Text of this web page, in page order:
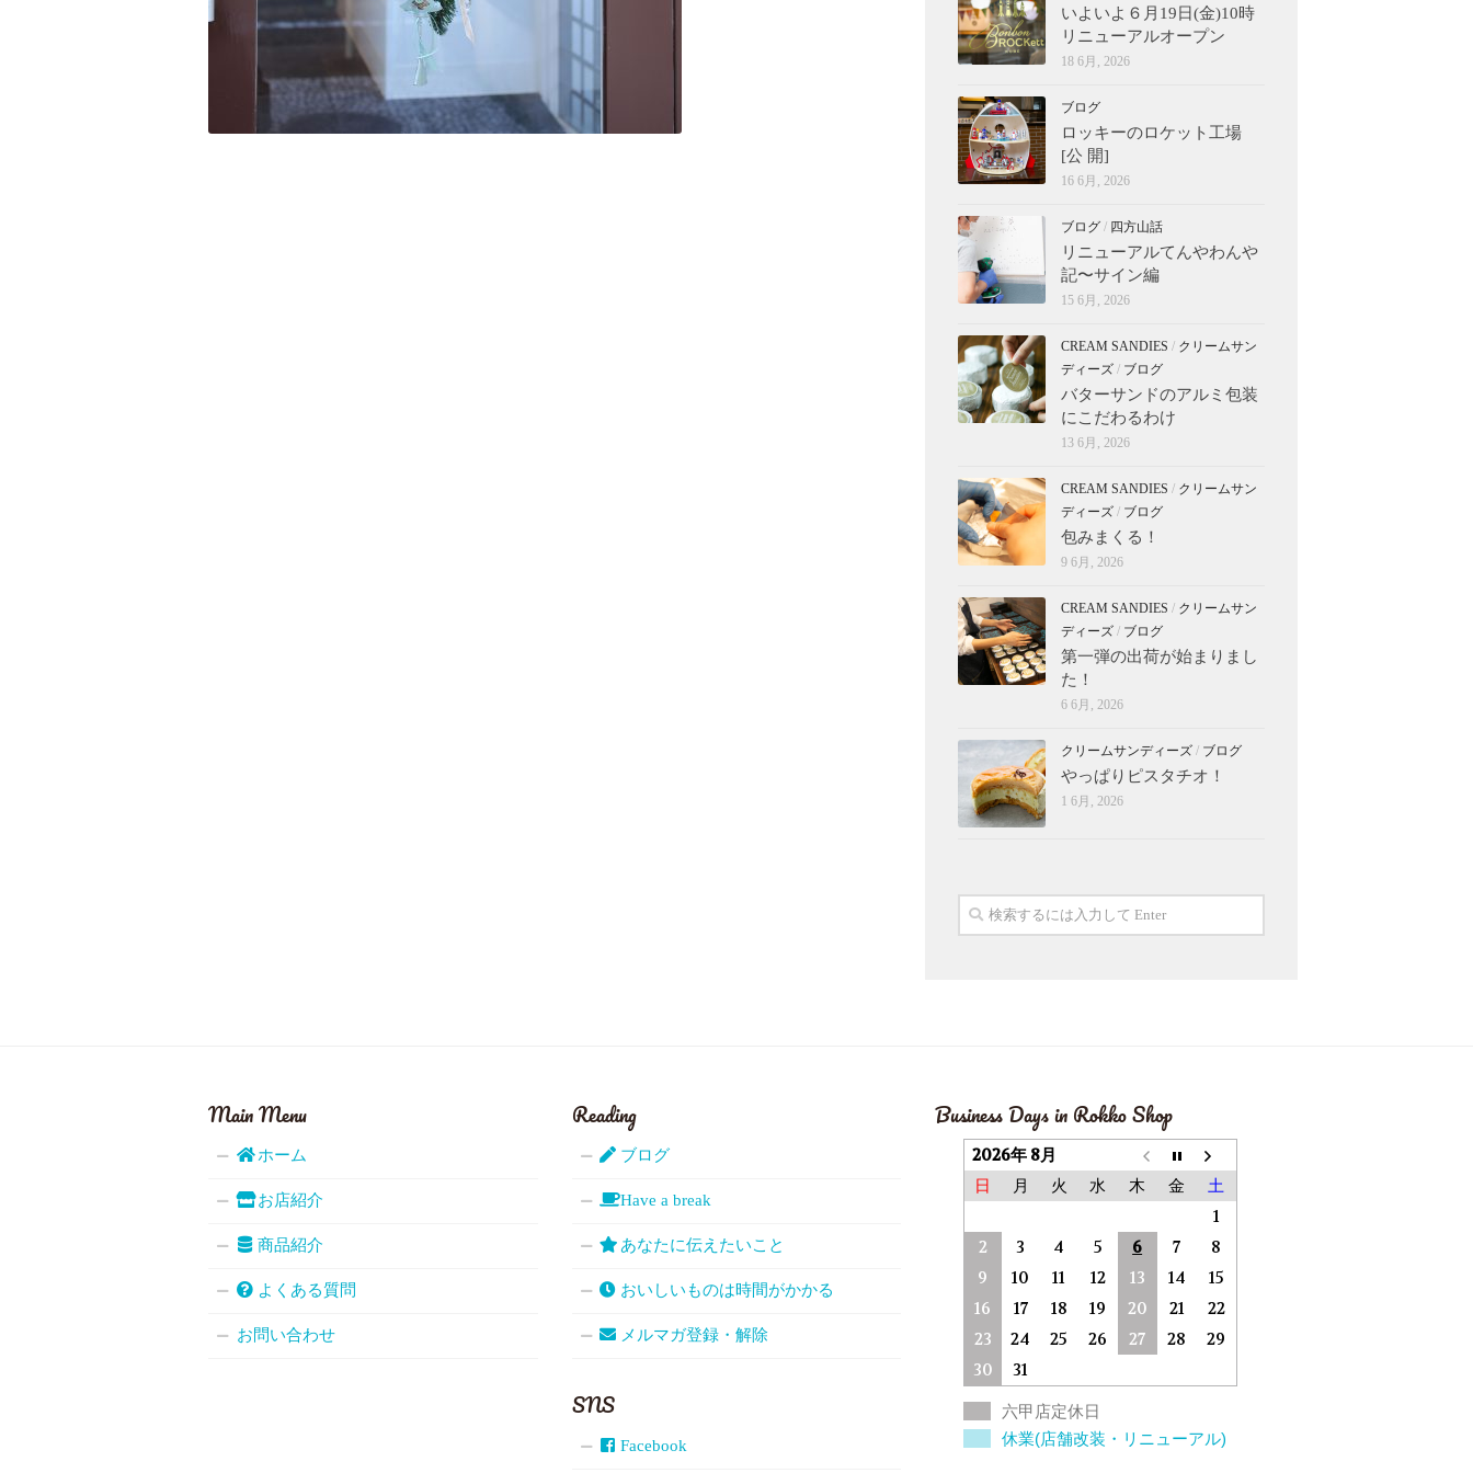
いよいよ６月19日(金)10時
リニューアルオープン
18 6月, 2026
ブログ
ロッキーのロケット工場
[公 開]
16 6月, 2026
ブログ / 四方山話
リニューアルてんやわんや
記〜サイン編
15 6月, 2026
CREAM SANDIES / クリームサン
ディーズ / ブログ
バターサンドのアルミ包装
にこだわるわけ
13 6月, 2026
CREAM SANDIES / クリームサン
ディーズ / ブログ
包みまくる！
9 6月, 2026
CREAM SANDIES / クリームサン
ディーズ / ブログ
第一弾の出荷が始まりまし
た！
6 6月, 2026
クリームサンディーズ / ブログ
やっぱりピスタチオ！
1 6月, 2026
Main Menu
ホーム
お店紹介
商品紹介
よくある質問
お問い合わせ
Reading
ブログ
Have a break
あなたに伝えたいこと
おいしいものは時間がかかる
メルマガ登録・解除
SNS
Facebook
Business Days in Rokko Shop
2026年 8月
日 月 火 水 木 金 土
1
2
3 4 5 6 7
8
9
10 11 12 13 14
15
16
17 18 19 20 21
22
23
24 25 26 27 28
29
30
31
六甲店定休日
休業(店舗改装・リニューアル)